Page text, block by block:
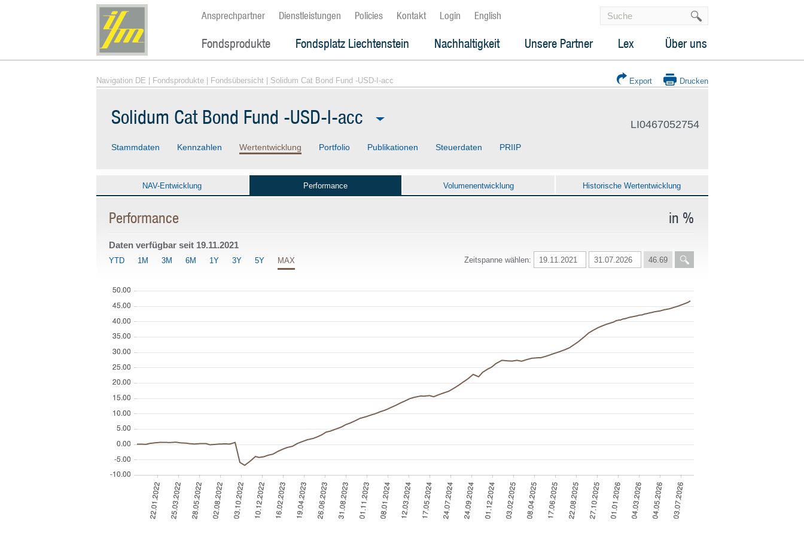
Ansprechpartner Dienstleistungen Policies Kontakt Login English
Fondsprodukte Fondsplatz Liechtenstein Nachhaltigkeit Unsere Partner Lex Über uns
Navigation DE Fondsprodukte| Fondsübersicht| Solidum Cat Bond Fund -USD-I-acc Export Drucken
Solidum Cat Bond Fund -USD-I-acc LI0467052754
Stammdaten Kennzahlen Wertentwicklung Portfolio Publikationen Steuerdaten PRIIP
NAV-Entwicklung Performance Volumenentwicklung Historische Wertentwicklung
in %
Performance
Zeitspanne wählen: 46.69
Daten verfügbar seit 19.11.2021
YTD 1M 3M 6M 1Y 3Y 5Y MAX